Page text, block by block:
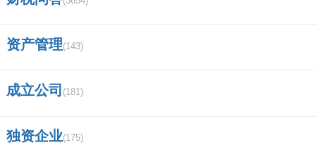
资产管理(143)
成立公司 (181)
独资企业(175)